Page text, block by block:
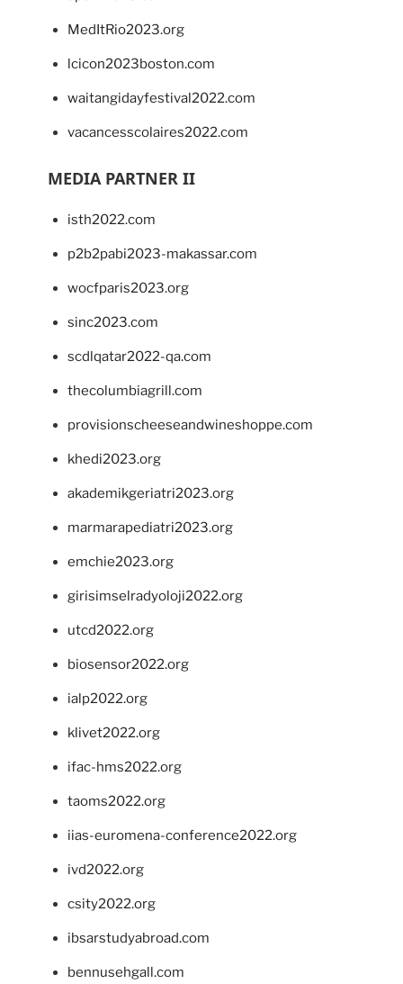
MedItRio2023.org
lcicon2023boston.com
waitangidayfestival2022.com
vacancesscolaires2022.com
MEDIA PARTNER II
isth2022.com
p2b2pabi2023-makassar.com
wocfparis2023.org
sinc2023.com
scdlqatar2022-qa.com
thecolumbiagrill.com
provisionscheeseandwineshoppe.com
khedi2023.org
akademikgeriatri2023.org
marmarapediatri2023.org
emchie2023.org
girisimselradyoloji2022.org
utcd2022.org
biosensor2022.org
ialp2022.org
klivet2022.org
ifac-hms2022.org
taoms2022.org
iias-euromena-conference2022.org
ivd2022.org
csity2022.org
ibsarstudyabroad.com
bennusehgall.com